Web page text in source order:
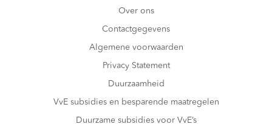
Over ons
Contactgegevens
Algemene voorwaarden
Privacy Statement
Duurzaamheid
VvE subsidies en besparende maatregelen
Duurzame subsidies voor VvE’s